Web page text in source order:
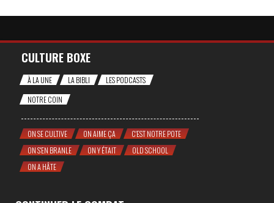
CULTURE BOXE
À LA UNE LA BIBLI
LES PODCASTS
NOTRE COIN
ON SE CULTIVE ON AIME ÇA
C'EST NOTRE POTE
ON S'EN BRANLE
ON Y ÉTAIT
OLD SCHOOL
ON A HÂTE